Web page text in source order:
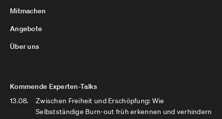
Mitmachen
Angebote
Über uns
Kommende Experten-Talks
13.08.
Zwischen Freiheit und Erschöpfung: Wie
Selbstständige Burn-out früh erkennen und verhindern